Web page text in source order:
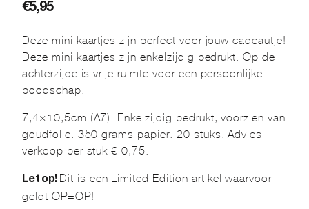
€5,95
Deze mini kaartjes zijn perfect voor jouw cadeautje!
Deze mini kaartjes zijn enkelzijdig bedrukt. Op de
achterzijde is vrije ruimte voor een persoonlijke
boodschap.
7,4×10,5cm (A7). Enkelzijdig bedrukt, voorzien van
goudfolie. 350 grams papier. 20 stuks. Advies
verkoop per stuk € 0,75.
Let op! Dit is een Limited Edition artikel waarvoor
geldt OP=OP!